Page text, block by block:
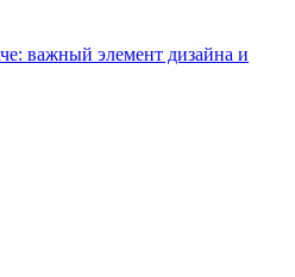
важный элемент дизайна и